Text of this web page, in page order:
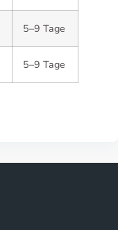
5–9 Tage
5–9 Tage